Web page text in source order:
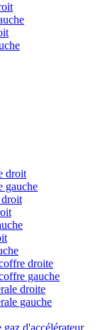
droit
gauche
droit
droite
gauche
droite
gauche
gaz d'accélérateur